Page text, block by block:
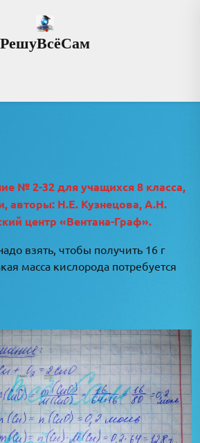
РешуВсёСам
№ 2-32 для учащихся 8 класса,
авторы: Н.Е. Кузнецова, А.Н.
центр «Вентана-Граф».
взять, чтобы получить 16 г
масса кислорода потребуется